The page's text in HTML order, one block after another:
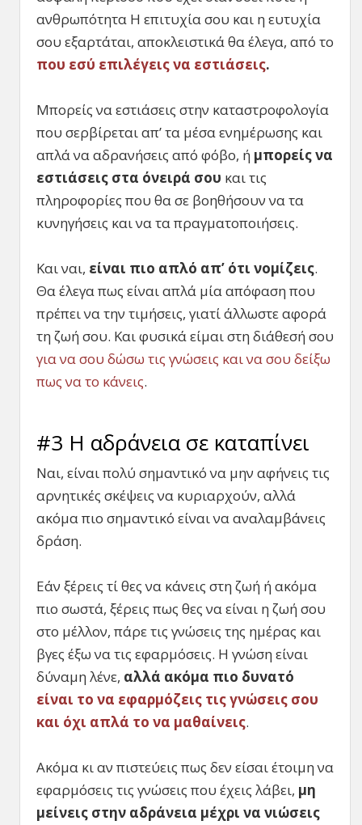
ανθρωπότητα Η επιτυχία σου και η ευτυχία
σου εξαρτάται, αποκλειστικά θα έλεγα, από το
που εσύ επιλέγεις να εστιάσεις.
Μπορείς να εστιάσεις στην καταστροφολογία
που σερβίρεται απ’ τα μέσα ενημέρωσης και
απλά να αδρανήσεις από φόβο, ή μπορείς να
εστιάσεις στα όνειρά σου και τις
πληροφορίες που θα σε βοηθήσουν να τα
κυνηγήσεις και να τα πραγματοποιήσεις.
Και ναι, είναι πιο απλό απ’ ότι νομίζεις.
Θα έλεγα πως είναι απλά μία απόφαση που
πρέπει να την τιμήσεις, γιατί άλλωστε αφορά
τη ζωή σου. Και φυσικά είμαι στη διάθεσή σου
για να σου δώσω τις γνώσεις και να σου δείξω
πως να το κάνεις.
#3 Η αδράνεια σε καταπίνει
Ναι, είναι πολύ σημαντικό να μην αφήνεις τις
αρνητικές σκέψεις να κυριαρχούν, αλλά
ακόμα πιο σημαντικό είναι να αναλαμβάνεις
δράση.
Εάν ξέρεις τί θες να κάνεις στη ζωή ή ακόμα
πιο σωστά, ξέρεις πως θες να είναι η ζωή σου
στο μέλλον, πάρε τις γνώσεις της ημέρας και
βγες έξω να τις εφαρμόσεις. Η γνώση είναι
δύναμη λένε, αλλά ακόμα πιο δυνατό
είναι το να εφαρμόζεις τις γνώσεις σου
και όχι απλά το να μαθαίνεις.
Ακόμα κι αν πιστεύεις πως δεν είσαι έτοιμη να
εφαρμόσεις τις γνώσεις που έχεις λάβει, μη
μείνεις στην αδράνεια μέχρι να νιώσεις